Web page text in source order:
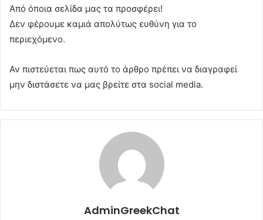
Από όποια σελίδα μας τα προσφέρει!
Δεν φέρουμε καμιά απολύτως ευθύνη για το
περιεχόμενο.
Αν πιστεύεται πως αυτό το άρθρο πρέπει να διαγραφεί
μην διστάσετε να μας βρείτε στα social media.
AdminGreekChat